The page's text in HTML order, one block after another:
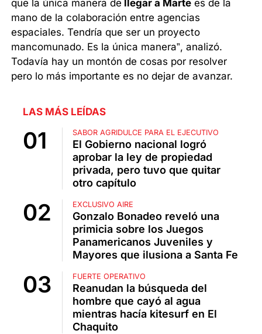
que la única manera de llegar a Marte es de la
mano de la colaboración entre agencias
espaciales. Tendría que ser un proyecto
mancomunado. Es la única manera”, analizó.
Todavía hay un montón de cosas por resolver
pero lo más importante es no dejar de avanzar.
LAS MÁS LEÍDAS
SABOR AGRIDULCE PARA EL EJECUTIVO
El Gobierno nacional logró
aprobar la ley de propiedad
privada, pero tuvo que quitar
otro capítulo
EXCLUSIVO AIRE
Gonzalo Bonadeo reveló una
primicia sobre los Juegos
Panamericanos Juveniles y
Mayores que ilusiona a Santa Fe
FUERTE OPERATIVO
Reanudan la búsqueda del
hombre que cayó al agua
mientras hacía kitesurf en El
Chaquito